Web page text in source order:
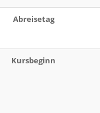
Abreisetag
Kursbeginn